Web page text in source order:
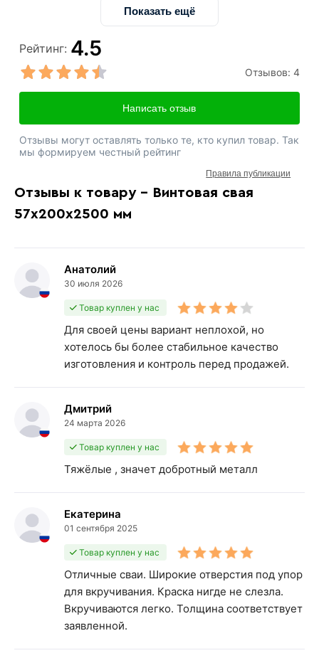
Показать ещё
Отзывы к товару - Винтовая свая
57х200х2500 мм
Анатолий
30 июля 2026
Товар куплен у нас
Для своей цены вариант неплохой, но
хотелось бы более стабильное качество
изготовления и контроль перед продажей.
Дмитрий
24 марта 2026
Товар куплен у нас
Тяжёлые , значет добротный металл
Екатерина
01 сентября 2025
Товар куплен у нас
Отличные сваи. Широкие отверстия под упор
для вкручивания. Краска нигде не слезла.
Вкручиваются легко. Толщина соответствует
заявленной.
Рейтинг: 4.5
Отзывов: 4
Написать отзыв
Отзывы могут оставлять только те, кто купил товар. Так
мы формируем честный рейтинг
Правила публикации